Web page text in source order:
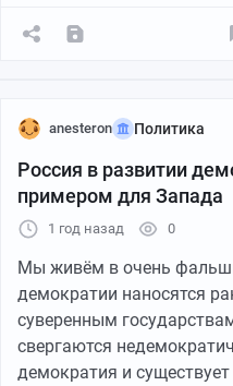
anesteron Политика
Россия в развитии
примером для Запада
1 год назад 0
Мы живём в очень
демократии наносятся
суверенным
свергаются
демократия и